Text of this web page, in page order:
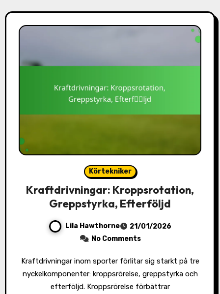
Körtekniker
Kraftdrivningar: Kroppsrotation,
Greppstyrka, Efterföljd
Lila Hawthorne
21/01/2026
No Comments
Kraftdrivningar inom sporter förlitar sig starkt på tre
nyckelkomponenter: kroppsrörelse, greppstyrka och
efterföljd. Kroppsrörelse förbättrar